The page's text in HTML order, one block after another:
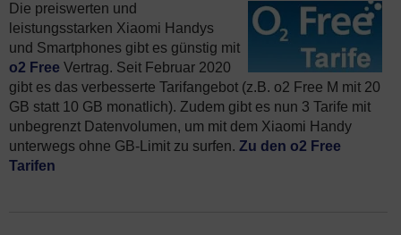
Die preiswerten und
leistungsstarken Xiaomi Handys
und Smartphones gibt es günstig mit
o2 Free Vertrag. Seit Februar 2020
gibt es das verbesserte Tarifangebot (z.B. o2 Free M mit 20
GB statt 10 GB monatlich). Zudem gibt es nun 3 Tarife mit
unbegrenzt Datenvolumen, um mit dem Xiaomi Handy
unterwegs ohne GB-Limit zu surfen. Zu den o2 Free
Tarifen